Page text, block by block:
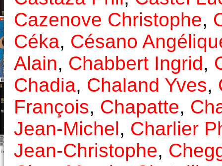
Cazenove Christophe,
Céka, Césano
Alain, Chabbert Ingrid,
Chadia, Chaland Yves,
François, Chapatte,
Jean-Michel, Charlier
Jean-Christophe,